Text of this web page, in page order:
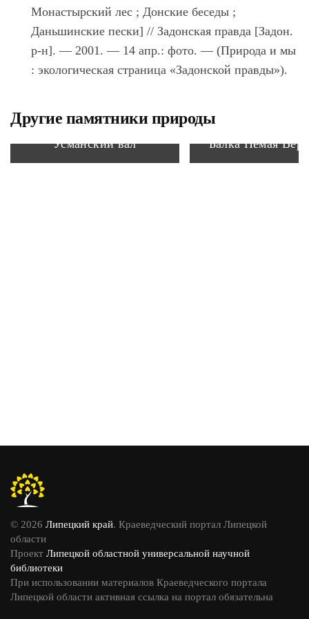
Монастырский лес ; Донские беседы ;
Даньшинские пески] // Задонская правда [Задон.
р-н]. — 2001. — 14 апр.: фото. — (Природа и мы
: экологическая страница «Задонской правды»).
Другие памятники природы
Усманский вал Балка Немая
© 2026 Липецкий край. Краеведческий портал Липецкой
области
Проект Липецкой областной универсальной научной
библиотеки
При использовании материалов Краеведческого портала
Липецкой области активная ссылка на портал обязательна